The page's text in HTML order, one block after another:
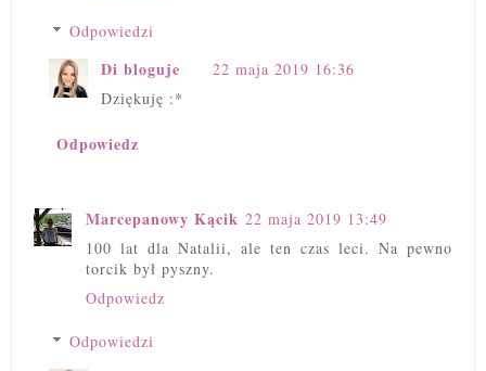
Odpowiedzi
Di bloguje
22 maja 2019 16:36
Dziękuję :*
Odpowiedz
Marcepanowy Kącik 22 maja 2019 13:49
100 lat dla Natalii, ale ten czas leci. Na pewno
torcik był pyszny.
Odpowiedz
Odpowiedzi